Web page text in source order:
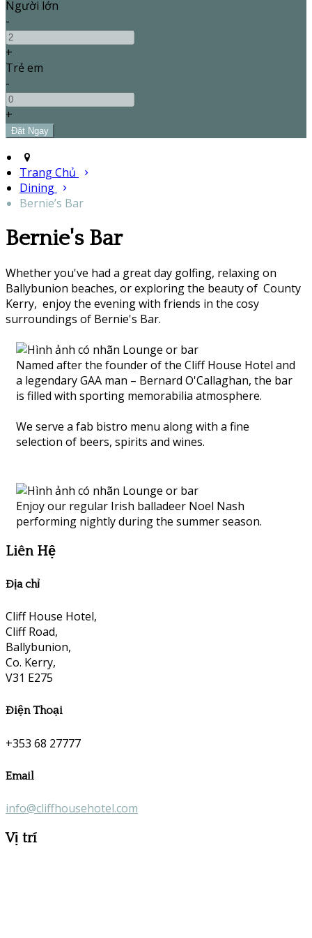
Người lớn
-
+
Trẻ em
-
+
Trang Chủ
Dining
Bernie’s Bar
Bernie's Bar
Whether you've had a great day golfing, relaxing on
Ballybunion beaches, or exploring the beauty of County
Kerry, enjoy the evening with friends in the cosy
surroundings of Bernie's Bar.
Named after the founder of the Cliff House Hotel and
a legendary GAA man – Bernard O'Callaghan, the bar
is filled with sporting memorabilia atmosphere.
We serve a fab bistro menu along with a fine
selection of beers, spirits and wines.
Enjoy our regular Irish balladeer Noel Nash
performing nightly during the summer season.
Liên Hệ
Địa chỉ
Cliff House Hotel,
Cliff Road,
Ballybunion,
Co. Kerry,
V31 E275
Điện Thoại
+353 68 27777
Email
info@cliffhousehotel.com
Vị trí